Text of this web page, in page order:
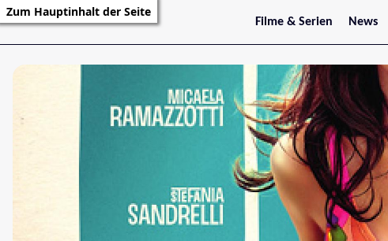
Zum Hauptinhalt der Seite
Filme & Serien
Trailer
Filmarchiv
Serienarchiv
News
Stars